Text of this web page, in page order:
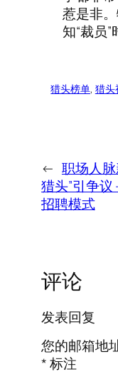
惹是非
知“裁员
猎头榜单, 猎头
← 职场人脉
猎头”引争议
招聘模式
评论
发表回复
您的邮箱地
*标注